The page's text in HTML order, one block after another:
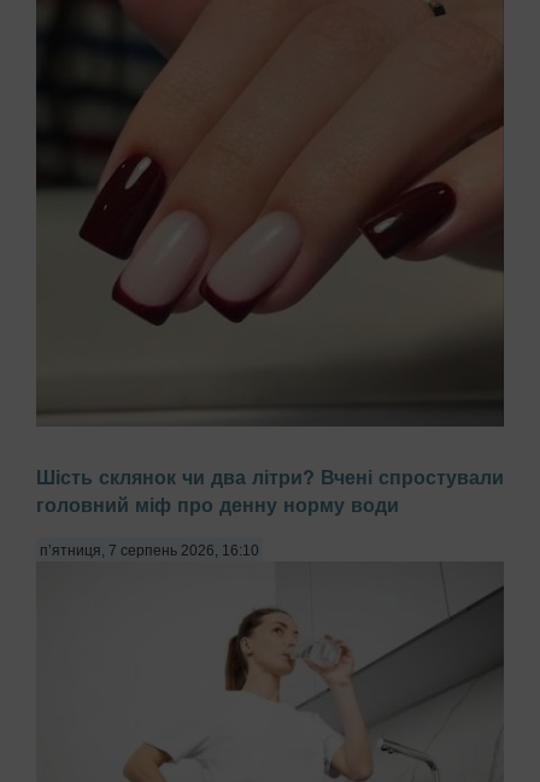
звинувачуючи в цьому брак вітамінів або погану якість
гель-лаку. Проте причиною часто є побутова хімія,
з використанням агресивних мийних за...
Шість склянок чи два літри? Вчені спростували
головний міф про денну норму води
п’ятниця, 7 серпень 2026, 16:10